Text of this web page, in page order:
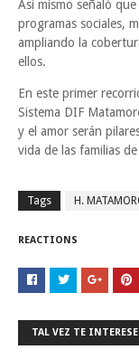
Así mismo señaló
programas sociales,
ampliando la
ellos.
En este primer
Sistema DIF
y el amor serán
vida de las familias
Tags H.
REACTIONS
TAL VEZ TE